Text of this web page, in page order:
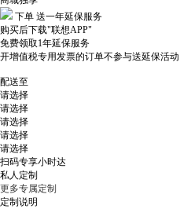
下单 送一年延保服务
购买后下载"联想APP"
免费领取1年延保服务
开增值税专用发票的订单不参与送延保活动
配送至
请选择
请选择
请选择
请选择
请选择
扫码专享小时达
私人定制
更多专属定制
定制说明